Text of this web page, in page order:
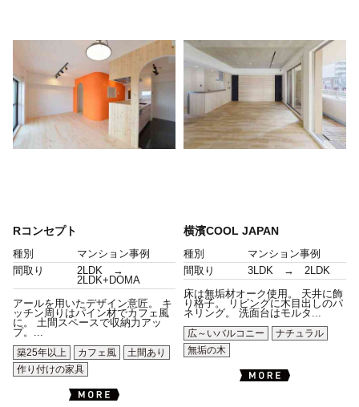
Rコンセプト
種別
マンション事例
間取り
2LDK →
2LDK+DOMA
アールを用いたデザイン意匠。 キ
ッチン周りはパイン材でカフェ風
に。 土間スペースで収納力アッ
プ。...
築25年以上
カフェ風
土間あり
作り付けの家具
横濱COOL JAPAN
種別
マンション事例
間取り
3LDK → 2LDK
床は無垢材オーク使用。 天井に飾
り格子。 リビングに木目出しのパ
ネリング。 洗面台はモルタ...
広～いバルコニー
ナチュラル
無垢の木